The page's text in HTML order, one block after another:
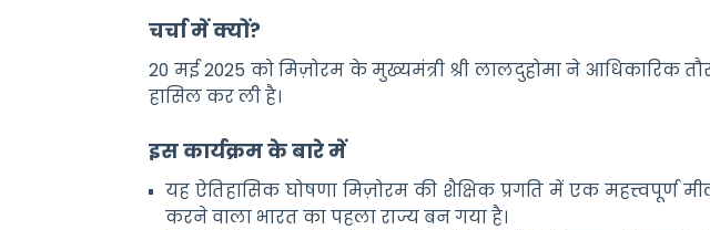
चर्चा में क्यों?
20 मई 2025 को मिज़ोरम के मुख्यमंत्री श्री लालदुहोमा ने आधिकारिक
हासिल कर ली है।
इस कार्यक्रम के बारे में
यह ऐतिहासिक घोषणा मिज़ोरम की शैक्षिक प्रगति में एक महत्त्वपूर्ण
करने वाला भारत का पहला राज्य बन गया है।